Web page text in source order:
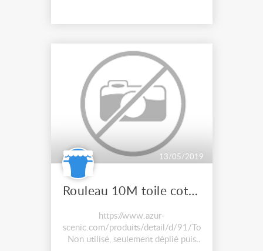
l...
13/05/2019
Rouleau 10M toile coton blanc ignifugé
https://www.azur-
scenic.com/produits/detail/d/91/Toile_Picasso/1/
Non utilisé, seulement déplié puis